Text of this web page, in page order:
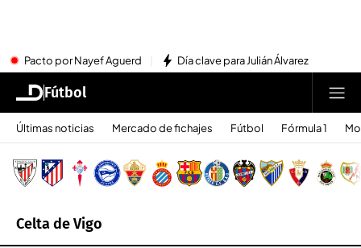
Pacto por Nayef Aguerd Día clave para Julián Álvarez
Fútbol
Últimas noticias Mercado de fichajes Fútbol Fórmula 1
Celta de Vigo